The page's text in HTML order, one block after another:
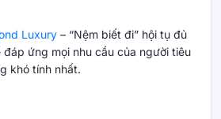
Luxury – “Nệm biết đi” hội tụ đủ
ứng mọi nhu cầu của người tiêu
khó tính nhất.